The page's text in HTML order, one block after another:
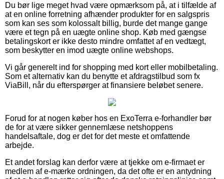
Du bør lige meget hvad være opmærksom på, at i tilfælde af
at en online forretning afhænder produkter for en salgspris
som kan ses som kolossalt billig, burde det mange gange
være et tegn på en uægte online shop. Køb med gængse
betalingskort er ikke desto mindre omfattet af en vedtægt,
som beskytter en imod uægte online webshops.
Vi går generelt ind for shopping med kort eller mobilbetaling.
Som et alternativ kan du benytte et afdragstilbud som fx
ViaBill, når du efterspørger at finansiere beløbet senere.
Forud for at nogen køber hos en ExoTerra e-forhandler bør
de for at være sikker gennemlæse netshoppens
handelsaftale, dog er det for det meste et omfattende
arbejde.
Et andet forslag kan derfor være at tjekke om e-firmaet er
medlem af e-mærke ordningen, da det ofte er en antydning